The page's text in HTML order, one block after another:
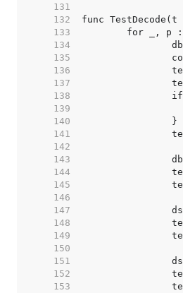
   131
   132
   133
   134
   135
   136
   137
   138
   139
   140
   141
   142
   143
   144
   145
   146
   147
   148
   149
   150
   151
   152
   153